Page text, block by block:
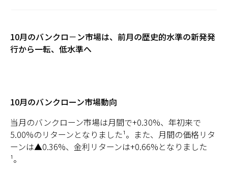
10月のバンクロ－ン市場は、前月の歴史的水準の新発発
行から一転、低水準へ
10月のバンクローン市場動向
当月のバンクローン市場は月間で+0.30%、年初来で
5.00%のリターンとなりました¹。また、月間の価格リタ
ーンは▲0.36%、金利リターンは+0.66%となりました
¹。